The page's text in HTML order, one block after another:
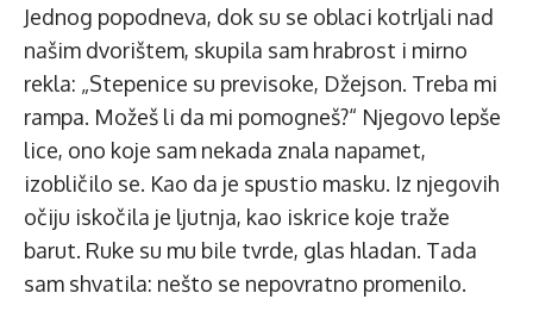
Jednog popodneva, dok su se oblaci kotrljali nad
našim dvorištem, skupila sam hrabrost i mirno
rekla: „Stepenice su previsoke, Džejson. Treba mi
rampa. Možeš li da mi pomogneš?“ Njegovo lepše
lice, ono koje sam nekada znala napamet,
izobličilo se. Kao da je spustio masku. Iz njegovih
očiju iskočila je ljutnja, kao iskrice koje traže
barut. Ruke su mu bile tvrde, glas hladan. Tada
sam shvatila: nešto se nepovratno promenilo.